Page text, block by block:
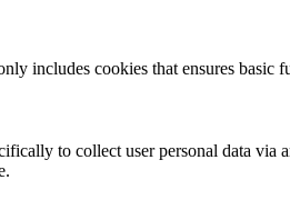
includes cookies that ensures
to collect user personal data via